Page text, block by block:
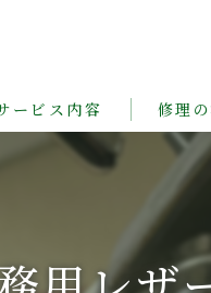
ービス内容 修理